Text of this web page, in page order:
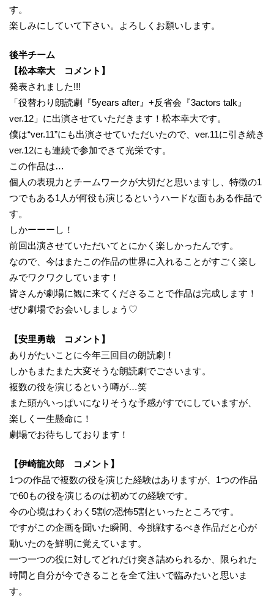
す。
楽しみにしていて下さい。よろしくお願いします。
後半チーム
【松本幸大 コメント】
発表されました!!!
「役替わり朗読劇『5years after』+反省会『3actors talk』
ver.12」に出演させていただきます！松本幸大です。
僕は“ver.11”にも出演させていただいたので、ver.11に引き続き
ver.12にも連続で参加できて光栄です。
この作品は…
個人の表現力とチームワークが大切だと思いますし、特徴の1
つでもある1人が何役も演じるというハードな面もある作品で
す。
しかーーーし！
前回出演させていただいてとにかく楽しかったんです。
なので、今はまたこの作品の世界に入れることがすごく楽し
みでワクワクしています！
皆さんが劇場に観に来てくださることで作品は完成します！
ぜひ劇場でお会いしましょう♡
【安里勇哉 コメント】
ありがたいことに今年三回目の朗読劇！
しかもまたまた大変そうな朗読劇でごさいます。
複数の役を演じるという噂が…笑
また頭がいっぱいになりそうな予感がすでにしていますが、
楽しく一生懸命に！
劇場でお待ちしております！
【伊崎龍次郎 コメント】
1つの作品で複数の役を演じた経験はありますが、1つの作品
で60もの役を演じるのは初めての経験です。
今の心境はわくわく5割の恐怖5割といったところです。
ですがこの企画を聞いた瞬間、今挑戦するべき作品だと心が
動いたのを鮮明に覚えています。
一つ一つの役に対してどれだけ突き詰められるか、限られた
時間と自分が今できることを全て注いで臨みたいと思いま
す。